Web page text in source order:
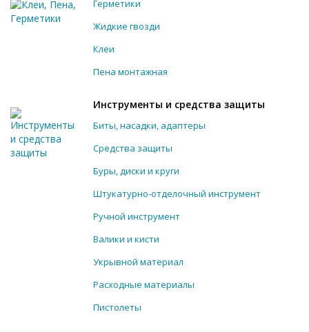
Герметики
Жидкие гвозди
Клеи
Пена монтажная
Инструменты и средства защиты
Биты, насадки, адаптеры
Средства защиты
Буры, диски и круги
Штукатурно-отделочный инструмент
Ручной инструмент
Валики и кисти
Укрывной материал
Расходные материалы
Пистолеты